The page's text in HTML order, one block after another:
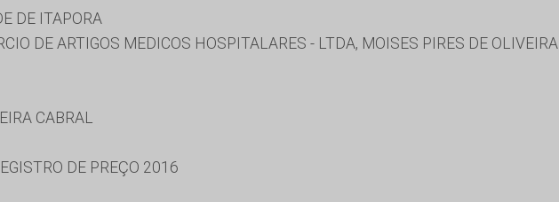
DE ITAPORA
DE ARTIGOS MEDICOS HOSPITALARES - LTDA, MOISES PIRES DE OLIVEIRA
CABRAL
DE PREÇO 2016